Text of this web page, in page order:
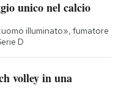
unico nel calcio
illuminato», fumatore
D
volley in una